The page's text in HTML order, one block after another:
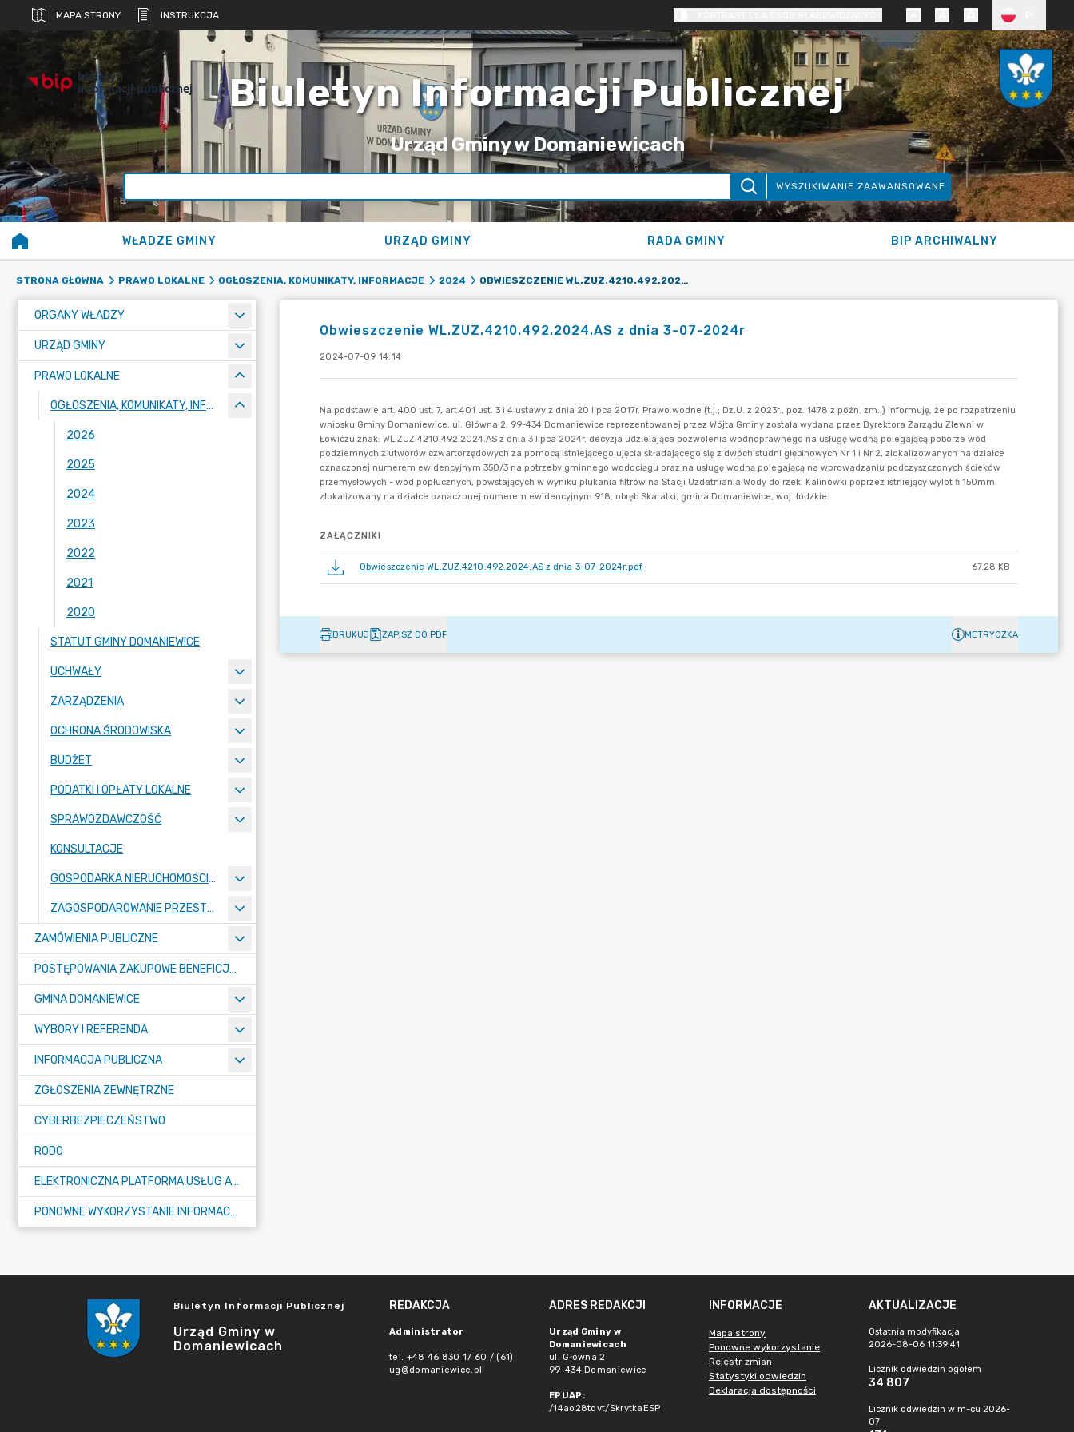
MAPA STRONY INSTRUKCJA
biuletyn
informacji publicznej Biuletyn Informacji Publicznej
Urząd Gminy w Domaniewicach
WYSZUKIWANIE ZAAWANSOWANE
WŁADZE GMINY URZĄD GMINY RADA GMINY BIP ARCHIWALNY
STRONA GŁÓWNA PRAWO LOKALNE OGŁOSZENIA, KOMUNIKATY, INFORMACJE 2024 OBWIESZCZENIE WL.ZUZ.4210.492.2024.AS Z DNIA 3-07-2024R
ORGANY WŁADZY
URZĄD GMINY
PRAWO LOKALNE
OGŁOSZENIA, KOMUNIKATY, INFORMACJE
2026
2025
2024
2023
2022
2021
2020
STATUT GMINY DOMANIEWICE
UCHWAŁY
ZARZĄDZENIA
OCHRONA ŚRODOWISKA
BUDŻET
PODATKI I OPŁATY LOKALNE
SPRAWOZDAWCZOŚĆ
KONSULTACJE
GOSPODARKA NIERUCHOMOŚCIAMI
ZAGOSPODAROWANIE PRZESTRZENNE
ZAMÓWIENIA PUBLICZNE
POSTĘPOWANIA ZAKUPOWE BENEFICJENTÓW DOTACJI
GMINA DOMANIEWICE
WYBORY I REFERENDA
INFORMACJA PUBLICZNA
ZGŁOSZENIA ZEWNĘTRZNE
CYBERBEZPIECZEŃSTWO
RODO
ELEKTRONICZNA PLATFORMA USŁUG ADMINISTRACJI PUBLICZNEJ - EPUAP
PONOWNE WYKORZYSTANIE INFORMACJI PUBLICZNEJ
Obwieszczenie WL.ZUZ.4210.492.2024.AS z dnia 3-07-2024r
2024-07-09 14:14
ZAŁĄCZNIKI
Obwieszczenie WL.ZUZ.4210.492.2024.AS z dnia 3-07-2024r.pdf 67.28 KB
DRUKUJ ZAPISZ DO PDF METRYCZKA
Biuletyn Informacji Publicznej
Urząd Gminy w
Domaniewicach
REDAKCJA
Administrator
tel. +48 46 830 17 60 / (61)
ug@domaniewice.pl
ADRES REDAKCJI
Urząd Gminy w
Domaniewicach
ul. Główna 2
99-434 Domaniewice
EPUAP:
/14ao28tqvt/SkrytkaESP
INFORMACJE
Mapa strony
Ponowne wykorzystanie
Rejestr zmian
Statystyki odwiedzin
Deklaracja dostępności
AKTUALIZACJE
Ostatnia modyfikacja
2026-08-06 11:39:41
Licznik odwiedzin ogółem
34 807
Licznik odwiedzin w m-cu 2026-
07